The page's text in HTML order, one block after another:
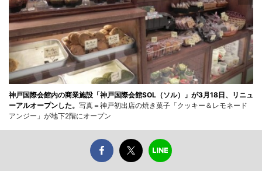
神戸国際会館内の商業施設「神戸国際会館SOL（ソル）」が3月18日、リニュ
ーアルオープンした。 写真＝神戸初出店の焼き菓子「クッキー＆レモネード
アンジー」が地下2階にオープン